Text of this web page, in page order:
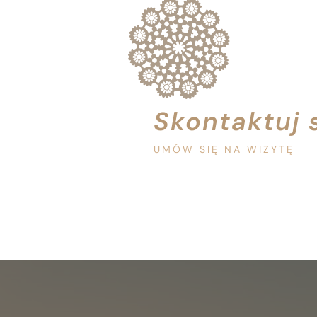
HOTEL
OFERTY
POKOJE
Skontaktuj
UMÓW SIĘ NA WIZYTĘ